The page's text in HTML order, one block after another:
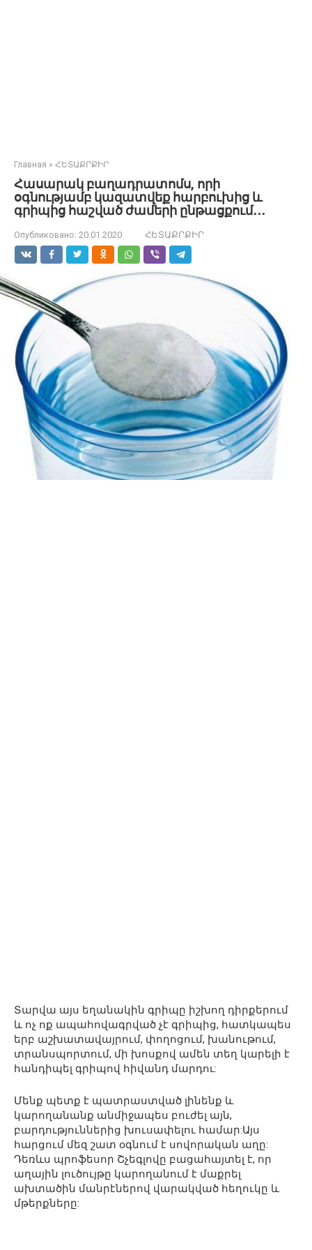
Главная » ՀԵՏԱՔՐՔԻՐ
Հասարակ բաղադրատոմս, որի
օգնությամբ կազատվեք հարբուխից և
գրիպից հաշված ժամերի ընթացքում․․․
Опубликовано: 20.01.2020 ՀԵՏԱՔՐՔԻՐ
Տարվա այս եղանակին գրիպը իշխող դիրքերում
և ոչ ոք ապահովագրված չէ գրիպից, հատկապես
երբ աշխատավայրում, փողոցում, խանութում,
տրանսպորտում, մի խոսքով ամեն տեղ կարելի է
հանդիպել գրիպով հիվանդ մարդու:
Մենք պետք է պատրաստված լինենք և
կարողանանք անմիջապես բուժել այն,
բարդություններից խուսափելու համար:Այս
հարցում մեզ շատ օգնում է սովորական աղը:
Դեռևս պրոֆեսոր Շչեգլովը բացահայտել է, որ
աղային լուծույթը կարողանում է մաքրել
ախտածին մանրէներով վարակված հեղուկը և
մթերքները: